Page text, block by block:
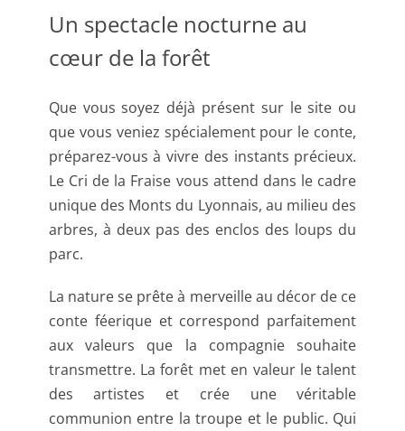
Un spectacle nocturne au
cœur de la forêt
Que vous soyez déjà présent sur le site ou
que vous veniez spécialement pour le conte,
préparez-vous à vivre des instants précieux.
Le Cri de la Fraise vous attend dans le cadre
unique des Monts du Lyonnais, au milieu des
arbres, à deux pas des enclos des loups du
parc.
La nature se prête à merveille au décor de ce
conte féerique et correspond parfaitement
aux valeurs que la compagnie souhaite
transmettre. La forêt met en valeur le talent
des artistes et crée une véritable
communion entre la troupe et le public. Qui